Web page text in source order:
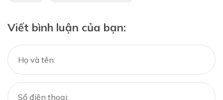
Viết bình luận của bạn: